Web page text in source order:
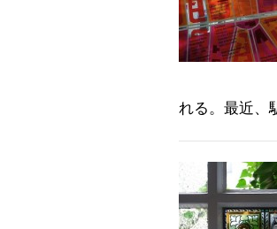
れる。最近、